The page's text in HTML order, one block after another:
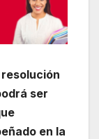
ser
en la